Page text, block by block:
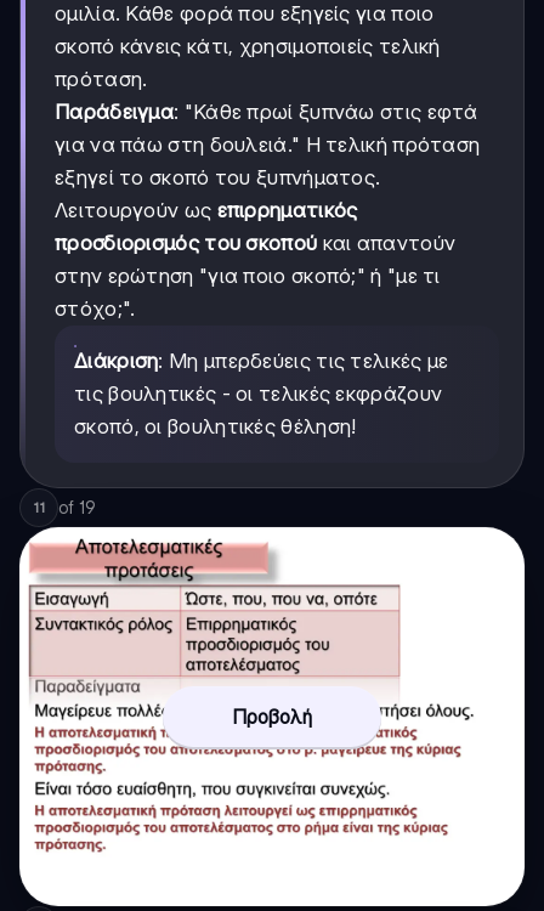
ομιλία. Κάθε φορά που εξηγείς για ποιο
σκοπό κάνεις κάτι, χρησιμοποιείς τελική
πρόταση.
Παράδειγμα: "Κάθε πρωί ξυπνάω στις εφτά
για να πάω στη δουλειά." Η τελική πρόταση
εξηγεί το σκοπό του ξυπνήματος.
Λειτουργούν ως επιρρηματικός
προσδιορισμός του σκοπού και απαντούν
στην ερώτηση "για ποιο σκοπό;" ή "με τι
στόχο;".
Διάκριση: Μη μπερδεύεις τις τελικές με
τις βουλητικές - οι τελικές εκφράζουν
σκοπό, οι βουλητικές θέληση!
11 of 19
Προβολή